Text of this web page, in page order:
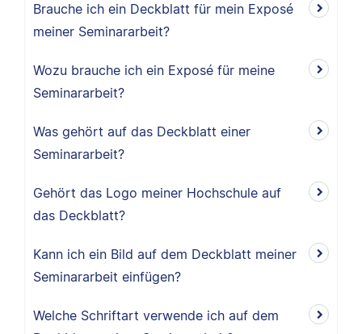
Brauche ich ein Deckblatt für mein Exposé
meiner Seminararbeit?
Wozu brauche ich ein Exposé für meine
Seminararbeit?
Was gehört auf das Deckblatt einer
Seminararbeit?
Gehört das Logo meiner Hochschule auf
das Deckblatt?
Kann ich ein Bild auf dem Deckblatt meiner
Seminararbeit einfügen?
Welche Schriftart verwende ich auf dem